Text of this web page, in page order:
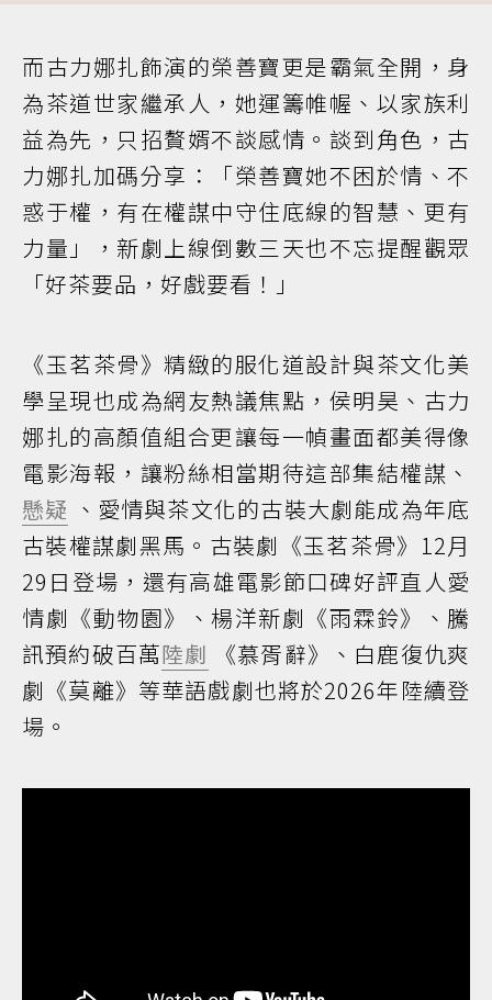
而古力娜扎飾演的榮善寶更是霸氣全開，身
為茶道世家繼承人，她運籌帷幄、以家族利
益為先，只招贅婿不談感情。談到角色，古
力娜扎加碼分享：「榮善寶她不困於情、不
惑于權，有在權謀中守住底線的智慧、更有
力量」，新劇上線倒數三天也不忘提醒觀眾
「好茶要品，好戲要看！」
《玉茗茶骨》精緻的服化道設計與茶文化美
學呈現也成為網友熱議焦點，侯明昊、古力
娜扎的高顏值組合更讓每一幀畫面都美得像
電影海報，讓粉絲相當期待這部集結權謀、
懸疑 、愛情與茶文化的古裝大劇能成為年底
古裝權謀劇黑馬。古裝劇《玉茗茶骨》12月
29日登場，還有高雄電影節口碑好評直人愛
情劇《動物園》、楊洋新劇《雨霖鈴》、騰
訊預約破百萬陸劇 《慕胥辭》、白鹿復仇爽
劇《莫離》等華語戲劇也將於2026年陸續登
場。